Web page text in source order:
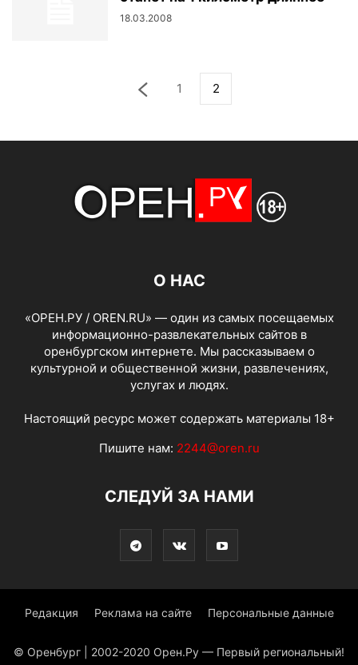
18.03.2008
1 2
О НАС
«ОРЕН.РУ / OREN.RU» — один из самых посещаемых
информационно-развлекательных сайтов в
оренбургском интернете. Мы рассказываем о
культурной и общественной жизни, развлечениях,
услугах и людях.
Настоящий ресурс может содержать материалы 18+
Пишите нам: 2244@oren.ru
СЛЕДУЙ ЗА НАМИ
Редакция Реклама на сайте Персональные данные
© Оренбург | 2002-2020 Орен.Ру — Первый региональный!